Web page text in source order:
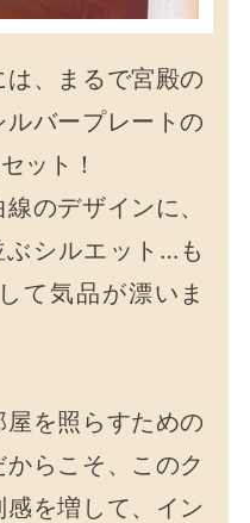
は、まるで宮殿の
バープレートの
ット！
のデザインに、
シルエット…も
て気品が漂いま
を照らすための
らこそ、このク
を増して、イン